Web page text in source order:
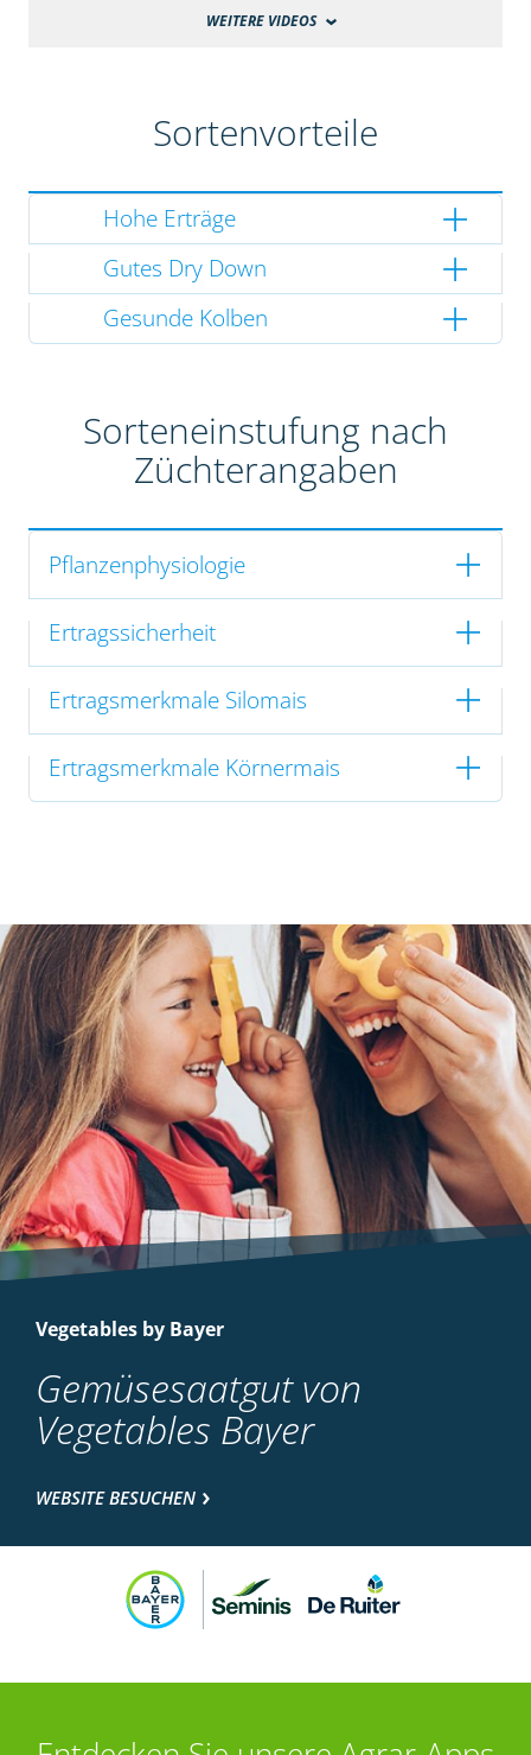
WEITERE VIDEOS
Sortenvorteile
Hohe Erträge
Gutes Dry Down
Gesunde Kolben
Sorteneinstufung nach
Züchterangaben
Pflanzenphysiologie
Ertragssicherheit
Ertragsmerkmale Silomais
Ertragsmerkmale Körnermais
Vegetables by Bayer
Gemüsesaatgut von
Vegetables Bayer
WEBSITE BESUCHEN